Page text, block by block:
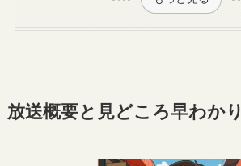
放送概要と見どころ早わかり